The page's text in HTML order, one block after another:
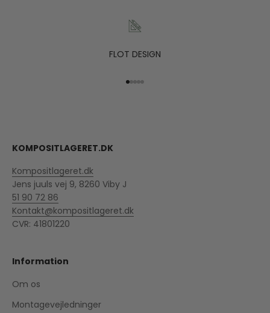
FLOT DESIGN
KOMPOSITLAGERET.DK
Kompositlageret.dk
Jens juuls vej 9, 8260 Viby J
51 90 72 86
Kontakt@kompositlageret.dk
CVR: 41801220
Information
Om os
Montagevejledninger